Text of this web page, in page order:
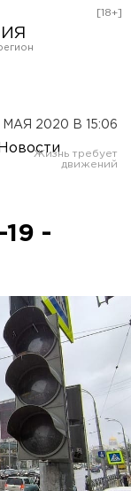
[18+]
МАЯ 2020 В 15:06
19 -